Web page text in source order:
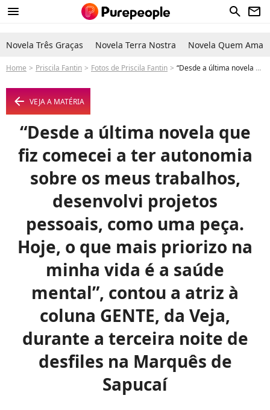
menu search newsletter
Novela Três Graças Novela Terra Nostra Novela Quem Ama
Home Priscila Fantin Fotos de Priscila Fantin “Desde a última novela que fiz comecei a ter autonomia sobre os meus trabalhos, desenvolvi projetos pessoais, como uma peça. Hoje, o que mais priorizo na minha vida é a saúde mental”, contou a atriz à coluna GENTE, da Veja, durante a terceira noite de desfiles na Marquês de Sapucaí - Foto
arrow_left VEJA A MATÉRIA
“Desde a última novela que
fiz comecei a ter autonomia
sobre os meus trabalhos,
desenvolvi projetos
pessoais, como uma peça.
Hoje, o que mais priorizo na
minha vida é a saúde
mental”, contou a atriz à
coluna GENTE, da Veja,
durante a terceira noite de
desfiles na Marquês de
Sapucaí